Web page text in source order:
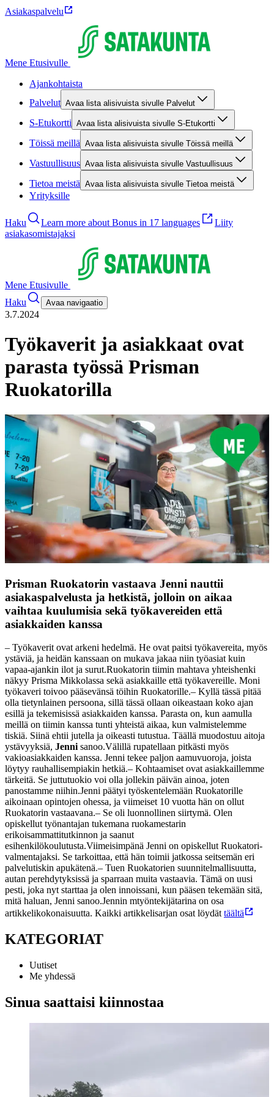
Asiakaspalvelu
Mene Etusivulle
Ajankohtaista
Palvelut Avaa lista alisivuista sivulle Palvelut
S-Etukortti Avaa lista alisivuista sivulle S-Etukortti
Töissä meillä Avaa lista alisivuista sivulle Töissä meillä
Vastuullisuus Avaa lista alisivuista sivulle Vastuullisuus
Tietoa meistä Avaa lista alisivuista sivulle Tietoa meistä
Yrityksille
Haku Learn more about Bonus in 17 languages
Liity
asiakasomistajaksi
Mene Etusivulle
Haku
Avaa navigaatio
3.7.2024
Työkaverit ja asiakkaat ovat
parasta työssä Prisman
Ruokatorilla
Prisman Ruokatorin vastaava Jenni nauttii
asiakaspalvelusta ja hetkistä, jolloin on aikaa
vaihtaa kuulumisia sekä työkavereiden että
asiakkaiden kanssa
– Työkaverit ovat arkeni hedelmä. He ovat paitsi työkavereita, myös
ystäviä, ja heidän kanssaan on mukava jakaa niin työasiat kuin
vapaa-ajankin ilot ja surut.Ruokatorin tiimin mahtava yhteishenki
näkyy Prisma Mikkolassa sekä asiakkaille että työkavereille. Moni
työkaveri toivoo pääsevänsä töihin Ruokatorille.– Kyllä tässä pitää
olla tietynlainen persoona, sillä tässä ollaan oikeastaan koko ajan
esillä ja tekemisissä asiakkaiden kanssa. Parasta on, kun aamulla
meillä on tiimin kanssa tunti yhteistä aikaa, kun valmistelemme
tiskiä. Siinä ehtii jutella ja oikeasti tutustua. Täällä muodostuu aitoja
ystävyyksiä, Jenni sanoo.Välillä rupatellaan pitkästi myös
vakioasiakkaiden kanssa. Jenni tekee paljon aamuvuoroja, joista
löytyy rauhallisempiakin hetkiä.– Kohtaamiset ovat asiakkaillemme
tärkeitä. Se juttutuokio voi olla jollekin päivän ainoa, joten
panostamme niihin.Jenni päätyi työskentelemään Ruokatorille
aikoinaan opintojen ohessa, ja viimeiset 10 vuotta hän on ollut
Ruokatorin vastaavana.– Se oli luonnollinen siirtymä. Olen
opiskellut työnantajan tukemana ruokamestarin
erikoisammattitutkinnon ja saanut
esihenkilökoulutusta.Viimeisimpänä Jenni on opiskellut Ruokatori-
valmentajaksi. Se tarkoittaa, että hän toimii jatkossa seitsemän eri
palvelutiskin apukätenä.– Tuen Ruokatorien suunnitelmallisuutta,
autan perehdytyksissä ja sparraan muita vastaavia. Tämä on uusi
pesti, joka nyt starttaa ja olen innoissani, kun pääsen tekemään sitä,
mitä haluan, Jenni sanoo.Jennin mtyöntekijätarina on osa
artikkelikokonaisuutta. Kaikki artikkelisarjan osat löydät täältä
KATEGORIAT
Uutiset
Me yhdessä
Sinua saattaisi kiinnostaa